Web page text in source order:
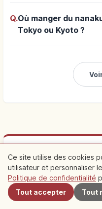
Q.Où manger du
Tokyo ou Kyoto ?
Planifiez votre
Séjourner à proximité
expériences locales.
Ce site utilise des cookies
utilisateur et personnaliser
Politique de confidentialité
Tout accepter
Tout